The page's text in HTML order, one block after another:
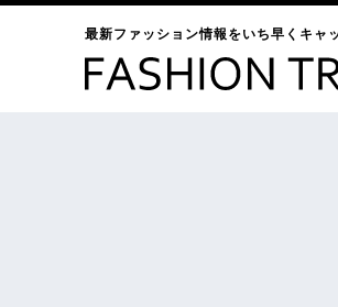
最新ファッション情報をいち早くキャ